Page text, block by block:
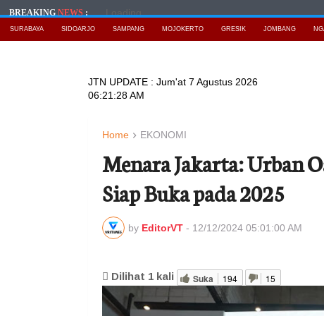
BREAKINGNEWS: Loading...
SURABAYA SIDOARJO SAMPANG MOJOKERTO GRESIK JOMBANG
JTN UPDATE : Jum'at 7 Agustus 2026
06:21:29 AM
Home EKONOMI
Menara Jakarta: Urban
Siap Buka pada 2025
by EditorVT - 12/12/2024 05:01:00 AM
Dilihat 1 kali Suka 194 15